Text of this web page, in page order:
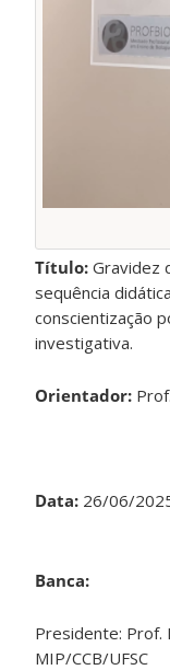
Título: Gravidez
sequência
conscientização
investigativa.
Orientador:
Data: 26/06/
Banca:
Presidente: Prof.
MIP/CCB/UFSC